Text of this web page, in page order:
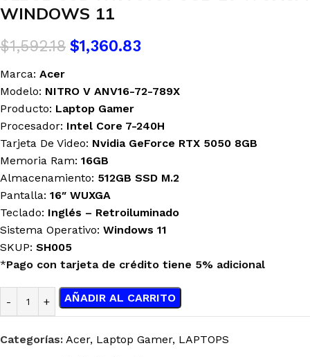
WINDOWS 11
$1,592.18 $1,360.83
Marca: Acer
Modelo: NITRO V ANV16-72-789X
Producto: Laptop Gamer
Procesador: Intel Core 7-240H
Tarjeta De Video: Nvidia GeForce RTX 5050 8GB
Memoria Ram: 16GB
Almacenamiento: 512GB SSD M.2
Pantalla: 16″ WUXGA
Teclado: Inglés – Retroiluminado
Sistema Operativo: Windows 11
SKUP: SH005
*Pago con tarjeta de crédito tiene 5% adicional
AÑADIR AL CARRITO
Categorías: Acer, Laptop Gamer, LAPTOPS